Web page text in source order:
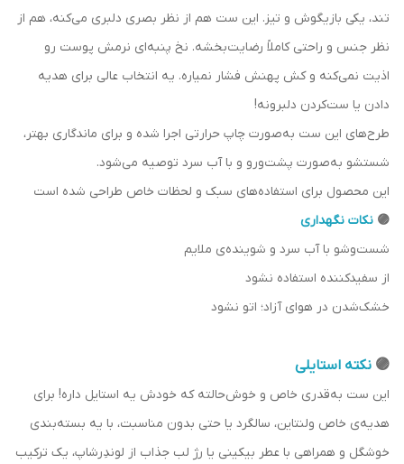
تند، یکی بازیگوش و تیز. این ست هم از نظر بصری دلبری می‌کنه، هم از
نظر جنس و راحتی کاملاً رضایت‌بخشه. نخ پنبه‌ای نرمش پوست رو
اذیت نمی‌کنه و کش پهنش فشار نمیاره. یه انتخاب عالی برای هدیه
دادن یا ست‌کردن دلبرونه!
طرح‌های این ست به‌صورت چاپ حرارتی اجرا شده و برای ماندگاری بهتر،
شستشو به‌صورت پشت‌ورو و با آب سرد توصیه می‌شود.
این محصول برای استفاده‌های سبک و لحظات خاص طراحی شده است
🟣 نکات نگهداری
شست‌وشو با آب سرد و شوینده‌ی ملایم
از سفیدکننده استفاده نشود
خشک‌شدن در هوای آزاد؛ اتو نشود
🟣 نکته استایلی
این ست به‌قدری خاص و خوش‌حالته که خودش یه استایل داره! برای
هدیه‌ی خاص ولنتاین، سالگرد یا حتی بدون مناسبت، با یه بسته‌بندی
خوشگل و همراهی با عطر بیکینی یا رژ لب جذاب از لوندِرشاپ، یک ترکیب